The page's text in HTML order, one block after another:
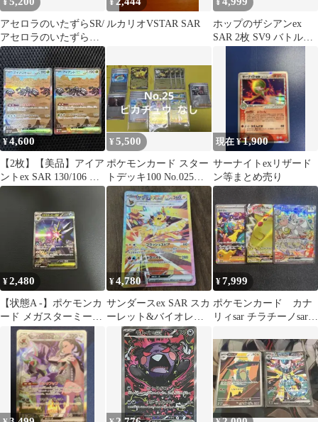
¥
アセロラのいたずらSR/
アセロラのいたずら
SAR
¥
ルカリオVSTAR SAR
¥
ホップのザシアンex
SAR 2枚 SV9 バトルパ
ートナーズ 128/100
¥4,600
【2枚】【美品】アイア
ントex SAR 130/106 超
電ブレイカー
¥5,500
ポケモンカード スター
トデッキ100 No.025
SARピカチュウ無し
現在 ¥1,900
サーナイトexリザード
ン等まとめ売り
¥2,480
【状態A -】ポケモンカ
ード メガスターミーex
SAR
¥4,780
サンダースex SAR スカ
ーレット&バイオレッ
ト ハイクラスパック テ
ラスタ…
¥7,999
ポケモンカード カナ
リィsar チラチーノsar